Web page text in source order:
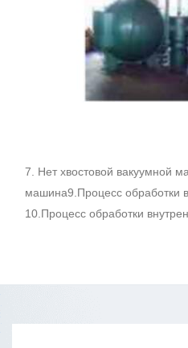
7. Нет хвостовой вакуумной
машина9.Процесс обработки
10.Процесс обработки